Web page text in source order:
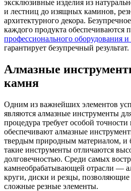
эксклюзивные изделия из
и лестниц до изящных каминов,
архитектурного декора.
каждого продукта обеспечиваются
профессионального оборудования
гарантирует безупречный результат.
Алмазные
камня
Одним из важнейших элементов
являются алмазные инструменты
процедура требует особой
обеспечивают алмазные
твердым природным материалом, и
такие инструменты отличаются
долговечностью. Среди самых
камнеобрабатывающей отрасли —
круги, диски и резцы,
сложные резные элементы.